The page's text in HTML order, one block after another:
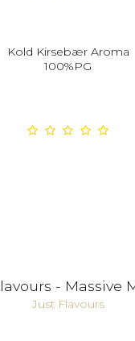
Kold Kirsebær Aroma
100%PG
- Massive
Just Flavours